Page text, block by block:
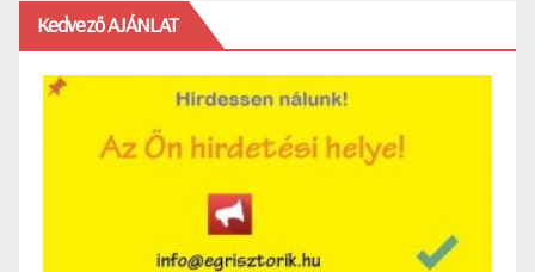
Kedvező AJÁNLAT